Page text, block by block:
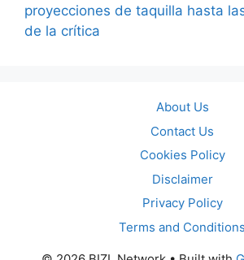
proyecciones de taquilla hasta
de la crítica
About Us
Contact Us
Cookies Policy
Disclaimer
Privacy Policy
Terms and Conditions